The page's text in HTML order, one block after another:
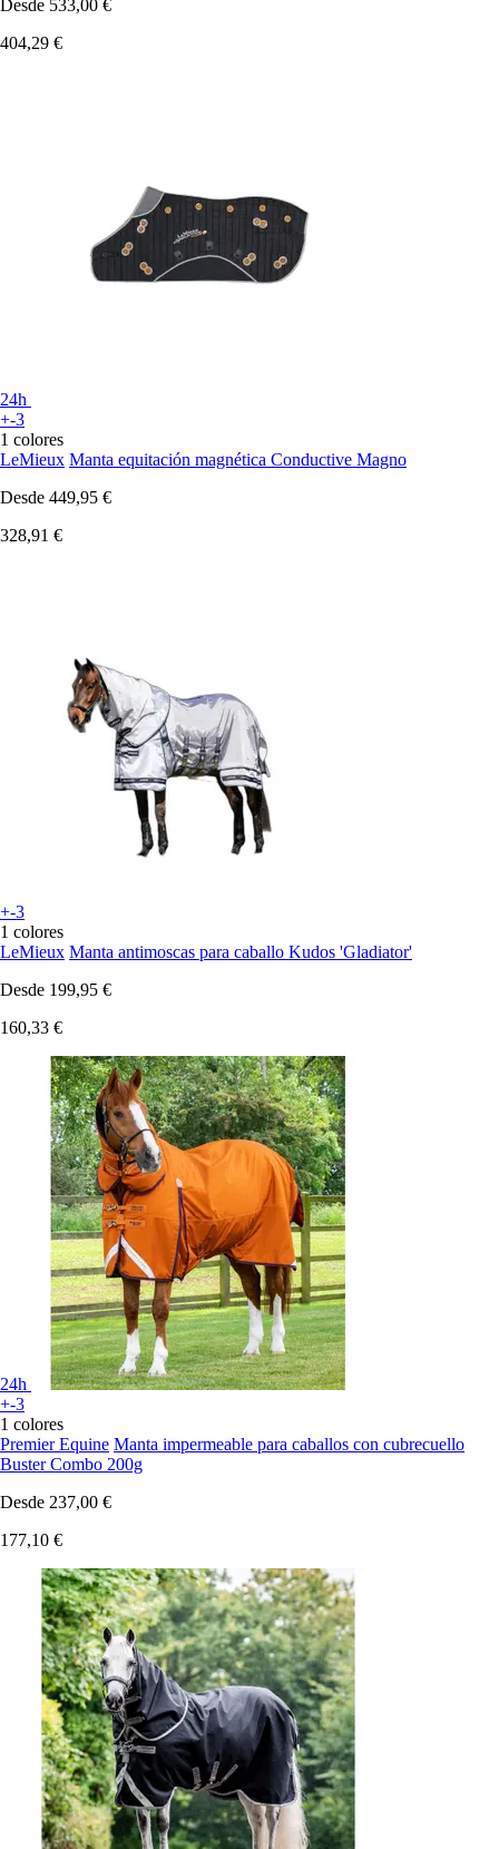
Desde 533,00 €
404,29 €
24h
+-3
1 colores
LeMieux Manta equitación magnética Conductive Magno
Desde 449,95 €
328,91 €
+-3
1 colores
LeMieux Manta antimoscas para caballo Kudos 'Gladiator'
Desde 199,95 €
160,33 €
24h
+-3
1 colores
Premier Equine Manta impermeable para caballos con cubrecuello
Buster Combo 200g
Desde 237,00 €
177,10 €